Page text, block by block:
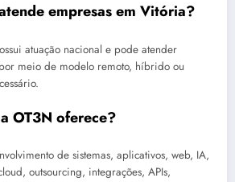
empresas em Vitória?
atuação nacional e pode atender
meio de modelo remoto, híbrido ou
OT3N oferece?
de sistemas, aplicativos, web, IA,
outsourcing, integrações, APIs,